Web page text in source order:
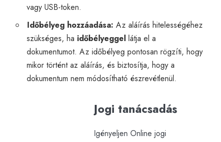
vagy USB-token.
Időbélyeg hozzáadása: Az aláírás hitelességéhez
szükséges, ha időbélyeggel látja el a
dokumentumot. Az időbélyeg pontosan rögzíti, hogy
mikor történt az aláírás, és biztosítja, hogy a
dokumentum nem módosítható észrevétlenül.
Jogi tanácsadás
Igényeljen Online jogi